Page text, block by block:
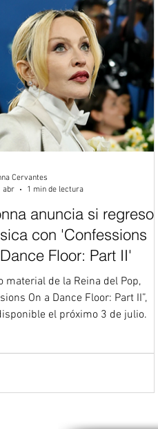
Local Reportajes
anuncia si regreso a
con 'Confessions
Floor: Part II'
material de la Reina del Pop,
On a Dance Floor: Part II”,
el próximo 3 de julio.
Cervantes
abr
1 min de lectura